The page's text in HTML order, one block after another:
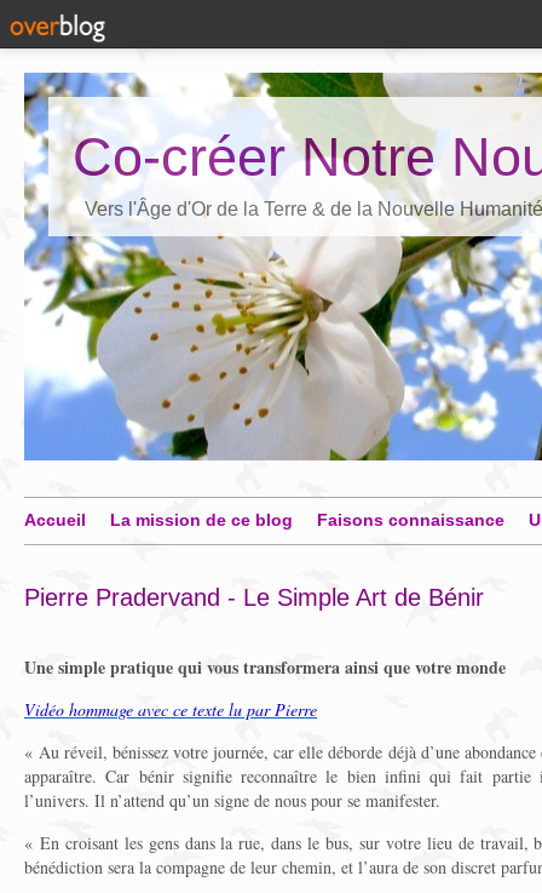
Co-créer Notre
Vers l'Âge d'Or de la Terre & de la Nouvelle Humanité
Accueil La mission de ce blog Faisons connaissance
Pierre Pradervand - Le Simple Art de Bénir
Une simple pratique qui vous transformera ainsi que votre monde
Vidéo hommage avec ce texte lu par Pierre
« Au réveil, bénissez votre journée, car elle déborde déjà d’une
apparaître. Car bénir signifie reconnaître le bien infini qui fait partie
l’univers. Il n’attend qu’un signe de nous pour se manifester.
« En croisant les gens dans la rue, dans le bus, sur votre lieu de travail,
bénédiction sera la compagne de leur chemin, et l’aura de son discret